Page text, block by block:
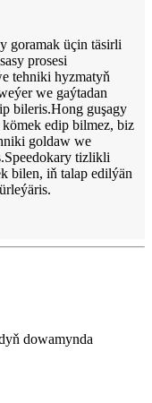
goramak üçin täsirli
prosesi
tehniki hyzmatyň
we gaýtadan
bileris.Hong guşagy
edip bilmez, biz
goldaw we
tizlikli
bilen, iň talap edilýän
dowamynda